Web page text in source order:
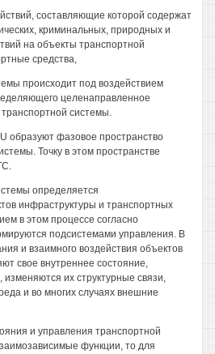
составляющие которой содержат
криминальных, природных и
на объекты транспортной
средства,
происходит под воздействием
целенаправленное
системы.
образуют фазовое пространство
Точку в этом пространстве
определяется
инфраструктуры и транспортных
в этом процессе согласно
подсистемами управления. В
и взаимного воздействия объектов
свое внутреннее состояние,
их структурные связи,
и во многих случаях внешние
и управления транспортной
функции, то для